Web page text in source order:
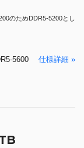
のためDDR5-5200とし
5600 仕様詳細 »